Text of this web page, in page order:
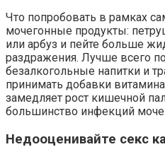
Что попробовать в рамках
мочегонные продукты:
или арбуз и пейте больше
раздражения. Лучше всего
безалкогольные напитки и
принимать добавки
замедляет рост кишечной
большинство инфекций
Недооценивайте секс